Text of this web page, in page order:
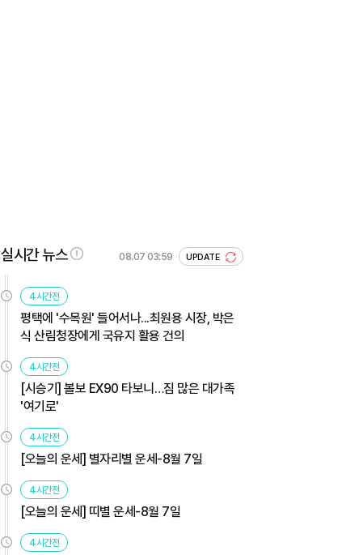
실시간 뉴스 08.07 03:59 UPDATE
4시간전
평택에 '수목원' 들어서나...최원용 시장, 박은
식 산림청장에게 국유지 활용 건의
4시간전
[시승기] 볼보 EX90 타보니…짐 많은 대가족
'여기로'
4시간전
[오늘의 운세] 별자리별 운세-8월 7일
4시간전
[오늘의 운세] 띠별 운세-8월 7일
4시간전